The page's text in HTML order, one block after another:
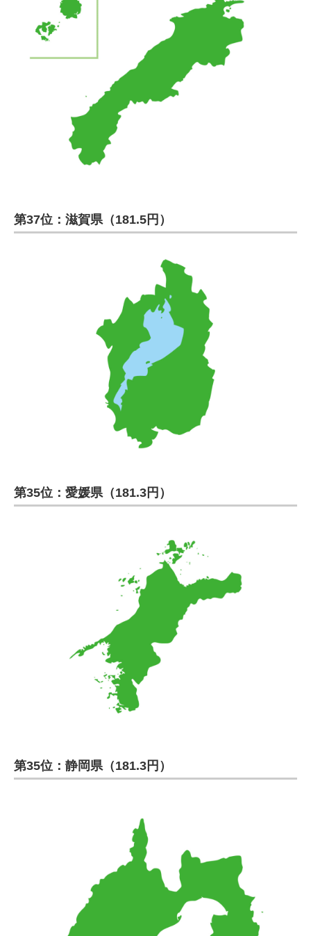
第37位：滋賀県（181.5円）
第35位：愛媛県（181.3円）
第35位：静岡県（181.3円）